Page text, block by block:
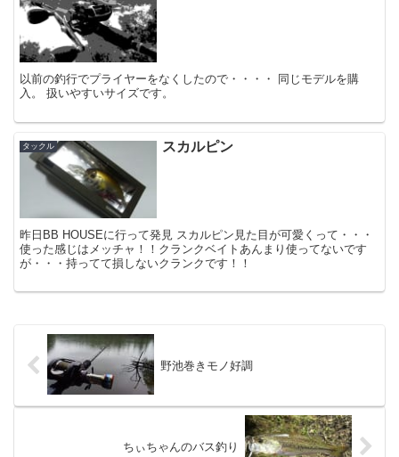
以前の釣行でプライヤーをなくしたので・・・・ 同じモデルを購
入。 扱いやすいサイズです。
タックル スカルピン
昨日BB HOUSEに行って発見 スカルピン見た目が可愛くって・・・
使った感じはメッチャ！！クランクベイトあんまり使ってないです
が・・・持ってて損しないクランクです！！
野池巻きモノ好調
ちぃちゃんのバス釣り